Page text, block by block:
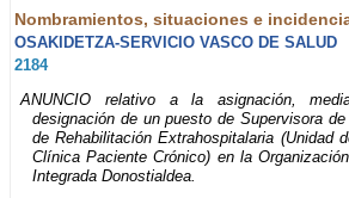
Nombramientos, situaciones e
OSAKIDETZA-SERVICIO VASCO DE SALUD
2184
ANUNCIO relativo a la asignación,
designación de un puesto de Supervisora
de Rehabilitación Extrahospitalaria (Unidad
Clínica Paciente Crónico) en la
Integrada Donostialdea.